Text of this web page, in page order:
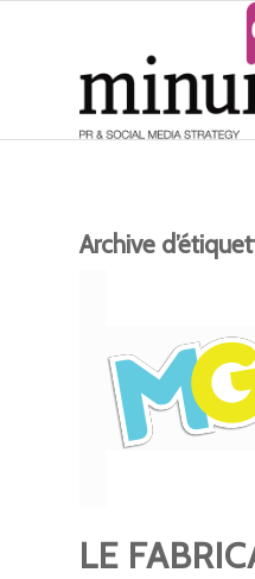
Archive
LE